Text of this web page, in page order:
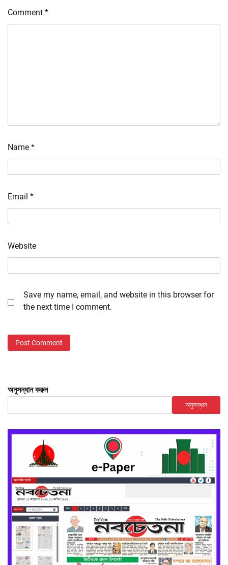
Comment *
Name *
Email *
Website
Save my name, email, and website in this browser for
the next time I comment.
অনুসন্ধান করুন
অনুসন্ধান